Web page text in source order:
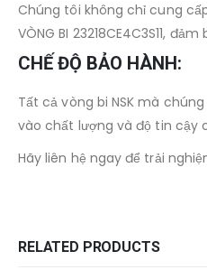
Chúng tôi không chỉ cung
VÒNG BI 23218CE4C3S11,
CHẾ ĐỘ BẢO HÀNH:
Tất cả vòng bi NSK mà
vào chất lượng và độ tin cậy
Hãy liên hệ ngay để trải
RELATED PRODUCTS